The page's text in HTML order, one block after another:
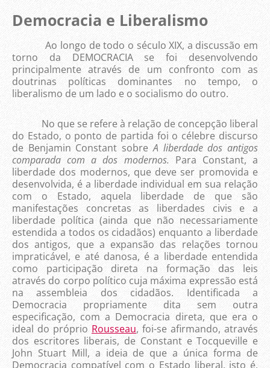
Democracia e Liberalismo
Ao longo de todo o século XIX, a discussão em
torno da DEMOCRACIA se foi desenvolvendo
principalmente através de um confronto com as
doutrinas políticas dominantes no tempo, o
liberalismo de um lado e o socialismo do outro.
No que se refere à relação de concepção liberal
do Estado, o ponto de partida foi o célebre discurso
de Benjamin Constant sobreA liberdade dos antigos
comparada com a dos modernos. Para Constant, a
liberdade dos modernos, que deve ser promovida e
desenvolvida, é a liberdade individual em sua relação
com o Estado, aquela liberdade de que são
manifestações concretas as liberdades civis e a
liberdade política (ainda que não necessariamente
estendida a todos os cidadãos) enquanto a liberdade
dos antigos, que a expansão das relações tornou
impraticável, e até danosa, é a liberdade entendida
como participação direta na formação das leis
através do corpo político cuja máxima expressão está
na assembleia dos cidadãos. Identificada a
Democracia propriamente dita sem outra
especificação, com a Democracia direta, que era o
ideal do próprio Rousseau, foi-se afirmando, através
dos escritores liberais, de Constant e Tocqueville e
John Stuart Mill, a ideia de que a única forma de
Democracia compatível com o Estado liberal, isto é,